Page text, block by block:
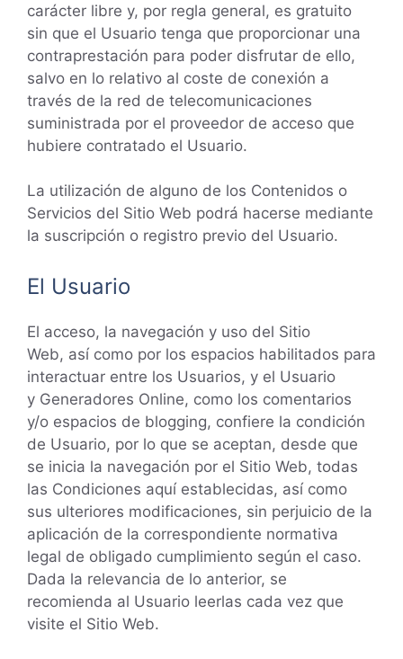
carácter libre y, por regla general, es gratuito
sin que el Usuario tenga que proporcionar una
contraprestación para poder disfrutar de ello,
salvo en lo relativo al coste de conexión a
través de la red de telecomunicaciones
suministrada por el proveedor de acceso que
hubiere contratado el Usuario.
La utilización de alguno de los Contenidos o
Servicios del Sitio Web podrá hacerse mediante
la suscripción o registro previo del Usuario.
El Usuario
El acceso, la navegación y uso del Sitio
Web, así como por los espacios habilitados para
interactuar entre los Usuarios, y el Usuario
y Generadores Online, como los comentarios
y/o espacios de blogging, confiere la condición
de Usuario, por lo que se aceptan, desde que
se inicia la navegación por el Sitio Web, todas
las Condiciones aquí establecidas, así como
sus ulteriores modificaciones, sin perjuicio de la
aplicación de la correspondiente normativa
legal de obligado cumplimiento según el caso.
Dada la relevancia de lo anterior, se
recomienda al Usuario leerlas cada vez que
visite el Sitio Web.